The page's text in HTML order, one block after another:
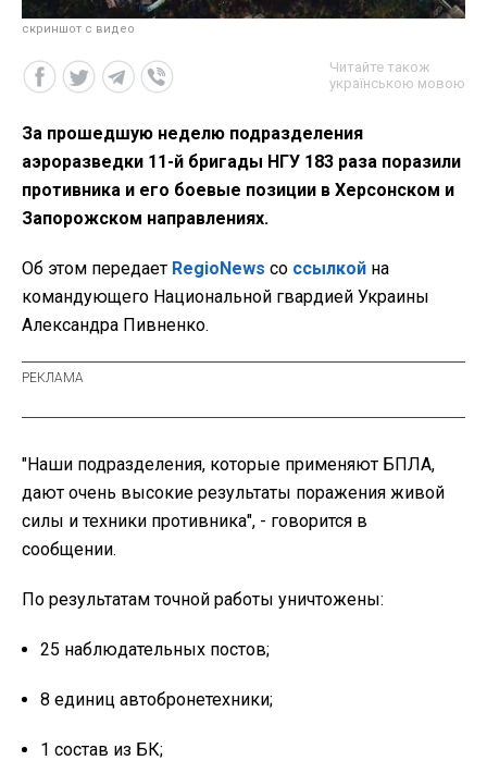
скриншот с видео
Читайте також
українською мовою
За прошедшую неделю подразделения
аэроразведки 11-й бригады НГУ 183 раза поразили
противника и его боевые позиции в Херсонском и
Запорожском направлениях.
Об этом передает RegioNews со ссылкой на
командующего Национальной гвардией Украины
Александра Пивненко.
"Наши подразделения, которые применяют БПЛА,
дают очень высокие результаты поражения живой
силы и техники противника", - говорится в
сообщении.
По результатам точной работы уничтожены:
25 наблюдательных постов;
8 единиц автобронетехники;
1 состав из БК;